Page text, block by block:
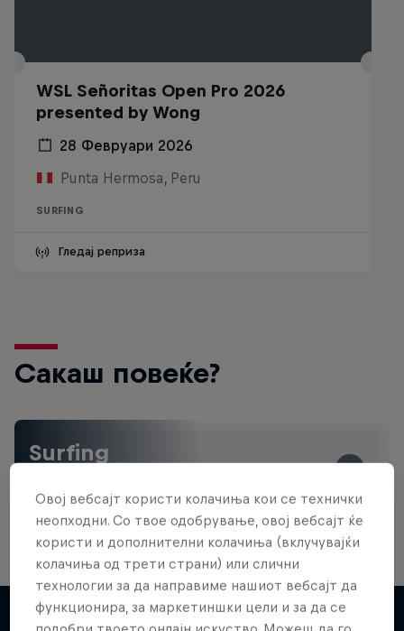
WSL Señoritas Open Pro 2026
presented by Wong
28 Февруари 2026
Punta Hermosa, Peru
SURFING
Гледај реприза
Сакаш повеќе?
Surfing
roaring collection of surf films, shows and …
Овој вебсајт користи колачиња кои се технички
неопходни. Со твое одобрување, овој вебсајт ќе
користи и дополнителни колачиња (вклучувајќи
колачиња од трети страни) или слични
технологии за да направиме нашиот вебсајт да
функционира, за маркетиншки цели и за да се